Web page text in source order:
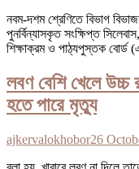
নবম-দশম শ্রেণিতে বিভাগ
পুনর্বিন্যাসকৃত সংক্ষিপ্ত
শিক্ষাক্রম ও পাঠ্যপুস্তক বোর্ড
লবণ বেশি খেলে
হতে পারে মৃত্যু
ajkervalokhobor26